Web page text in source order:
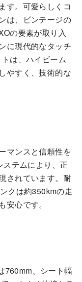
す。可愛らしくコ
は、ビンテージの
の要素が取り入
に現代的なタッチ
は、ハイビーム
やすく、技術的な
マンスと信頼性を
テムにより、正
されています。耐
クは約350kmの走
心です。
760mm、シート幅